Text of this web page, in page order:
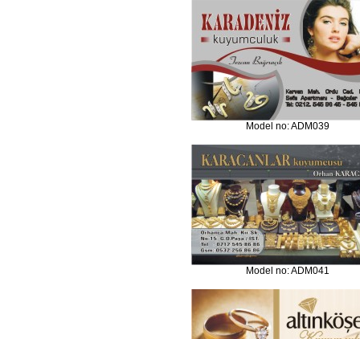
Model no: ADM039
Model no: ADM041